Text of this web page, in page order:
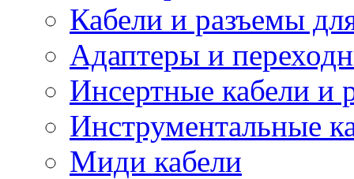
Кабели и разъемы
Адаптеры и
Инсертные кабели и
Инструментальные
Миди кабели